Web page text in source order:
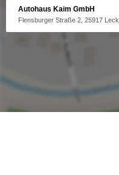
Autohaus Kaim GmbH
Flensburger Straße 2, 25917 Leck